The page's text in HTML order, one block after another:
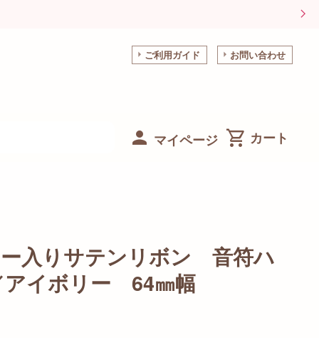
ご利用ガイド お問い合わせ
マイページ
入りサテンリボン 音符ハ
アイボリー 64㎜幅